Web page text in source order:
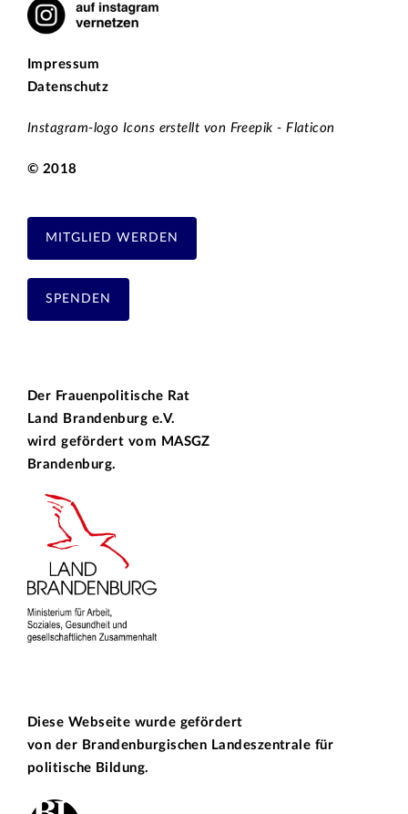
Impressum
Datenschutz
Instagram-logo Icons erstellt von Freepik - Flaticon
© 2018
MITGLIED WERDEN
SPENDEN
Der Frauenpolitische Rat
Land Brandenburg e.V.
wird gefördert vom MASGZ
Brandenburg.
Diese Webseite wurde gefördert
von der Brandenburgischen Landeszentrale für
politische Bildung.